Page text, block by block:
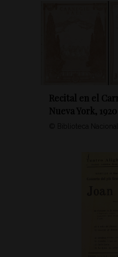
Recital en el
Nueva York, 1920
© Biblioteca